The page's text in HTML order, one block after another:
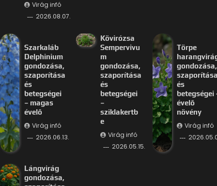
Virág infó
2026.08.07.
Szarkaláb
Delphinium
gondozása,
szaporítása
és
betegségei
– magas
évelő
Virág infó
2026.06.13.
Kövirózsa
Sempervivu
m
gondozása,
szaporítása
és
betegségei
–
sziklakertb
e
Virág infó
2026.05.15.
Törpe
gondozása,
és
betegségei
évelő
növény
Virág infó
Lángvirág
gondozása,